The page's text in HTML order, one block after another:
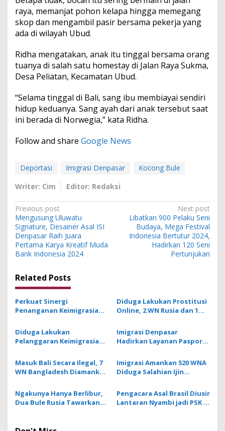
raya, memanjat pohon kelapa hingga memegang
skop dan mengambil pasir bersama pekerja yang
ada di wilayah Ubud.
Ridha mengatakan, anak itu tinggal bersama orang
tuanya di salah satu homestay di Jalan Raya Sukma,
Desa Peliatan, Kecamatan Ubud.
“Selama tinggal di Bali, sang ibu membiayai sendiri
hidup keduanya. Sang ayah dari anak tersebut saat
ini berada di Norwegia,” kata Ridha.
Follow and share Google News
Deportasi Imigrasi Denpasar
Kocong Bule
Writer: Cim
Editor: Redaksi
P
o
s
t
a
v
i
a
i
o
n
Previous post
Mengusung Uluwatu
Signature, Desainer Asal ISI
Denpasar Raih Juara
Pertama Karya Kreatif Muda
Bank Indonesia 2024
Next post
Libatkan 900 Pelaku Seni
Budaya, Mega Festival
Indonesia Bertutur 2024,
Hadirkan 120 Seni
Pertunjukan
Related Posts
Perkuat Sinergi
Penanganan Keimigrasian,
dengan Kejari Denpasar
Diduga Lakukan Prostitusi
Online, 2 WN Rusia dan 1
Nigeria Diamankan Imigrasi
Denpasar
Diduga Lakukan
Pelanggaran Keimigrasian,
Imigrasi Denpasar
Imigrasi Denpasar
Hadirkan Layanan Paspor
Tourism And Trade
Investment Expo 2026
Masuk Bali Secara Ilegal, 7
WN Bangladesh Diamankan
Imigrasi Amankan 520 WNA
Diduga Salahian Ijin
Warga China
Ngakunya Hanya Berlibur,
Dua Bule Rusia Tawarkan
Pengacara Asal Brasil Diusir
Lantaran Nyambi jadi PSK di